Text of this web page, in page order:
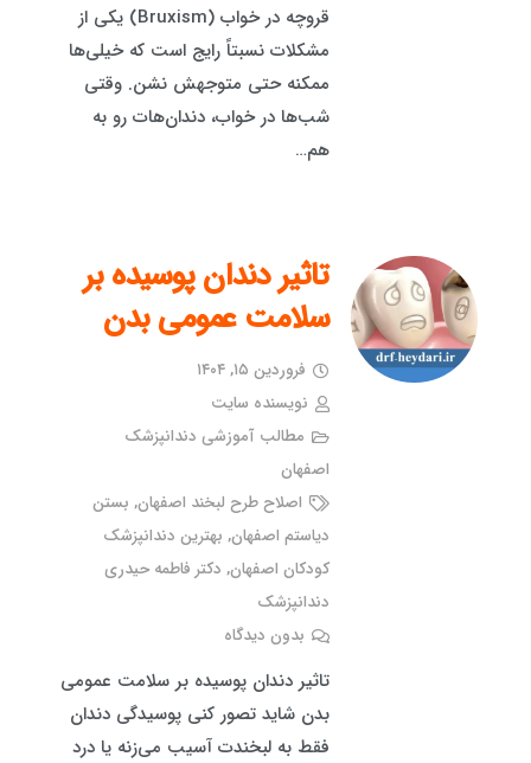
قروچه در خواب (Bruxism) یکی از
مشکلات نسبتاً رایج است که خیلی‌ها
ممکنه حتی متوجهش نشن. وقتی
شب‌ها در خواب، دندان‌هات رو به
هم…
تاثیر دندان پوسیده بر
سلامت عمومی بدن
فروردین ۱۵, ۱۴۰۴
نویسنده سایت
مطالب آموزشی دندانپزشک
اصفهان
اصلاح طرح لبخند اصفهان, بستن
دیاستم اصفهان, بهترین دندانپزشک
کودکان اصفهان, دکتر فاطمه حیدری
دندانپزشک
بدون دیدگاه
تاثیر دندان پوسیده بر سلامت عمومی
بدن شاید تصور کنی پوسیدگی دندان
فقط به لبخندت آسیب می‌زنه یا درد